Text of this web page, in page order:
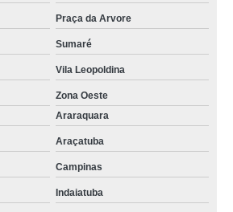
Praça da Arvore
Sumaré
Vila Leopoldina
Zona Oeste
Araraquara
Araçatuba
Campinas
Indaiatuba